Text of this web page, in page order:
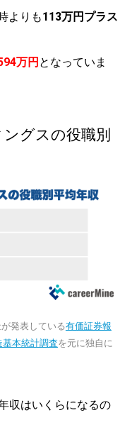
よりも113万円プラス
万円 となっていま
グスの役職別
発表している有価証券報
基本統計調査を元に独自に
収はいくらになるの